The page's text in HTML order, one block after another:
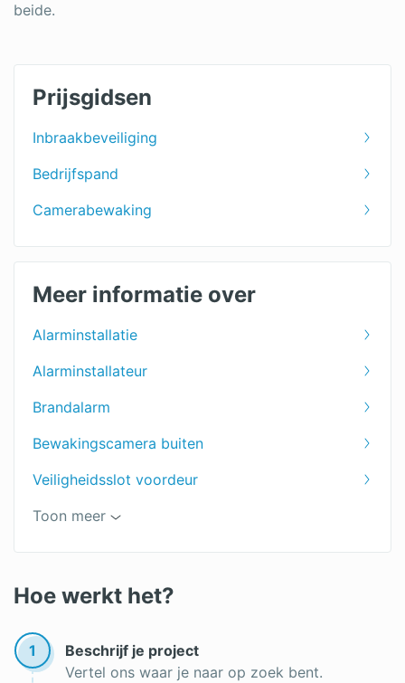
beide.
Prijsgidsen
Inbraakbeveiliging
Bedrijfspand
Camerabewaking
Meer informatie over
Alarminstallatie
Alarminstallateur
Brandalarm
Bewakingscamera buiten
Veiligheidsslot voordeur
Slot vervangen
Gepantserde deur
Alarmsystemen vergelijken
Toon meer
Hoe werkt het?
1
Beschrijf je project
Vertel ons waar je naar op zoek bent.